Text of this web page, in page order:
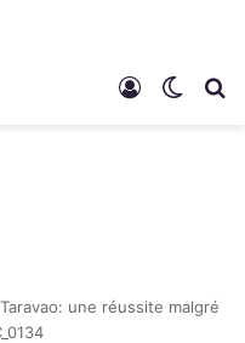
Connexion
une réussite malgré